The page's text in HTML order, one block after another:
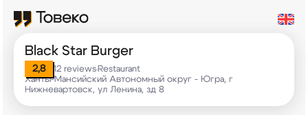
Black Star Burger
2,8 12 reviews•Restaurant
Ханты-Мансийский Автономный округ - Югра, г
Нижневартовск, ул Ленина, зд 8